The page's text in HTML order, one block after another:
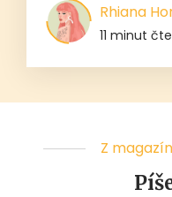
Rhiana
11 minut
Z